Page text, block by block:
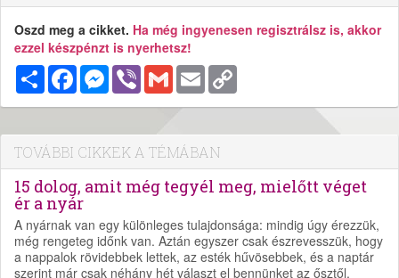
Oszd meg a cikket. Ha még ingyenesen regisztrálsz is, akkor
ezzel készpénzt is nyerhetsz!
MegosztásFacebookMessenger
Viber Gmail Email
TOVÁBBI CIKKEK A TÉMÁBAN
15 dolog, amit még tegyél meg, mielőtt véget
ér a nyár
A nyárnak van egy különleges tulajdonsága: mindig úgy érezzük,
még rengeteg időnk van. Aztán egyszer csak észrevesszük, hogy
a nappalok rövidebbek lettek, az esték hűvösebbek, és a naptár
szerint már csak néhány hét választ el bennünket az ősztől.